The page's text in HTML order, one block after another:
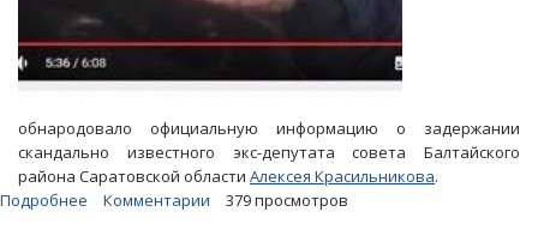
обнародовало официальную информацию о задержании
скандально известного экс-депутата совета Балтайского
района Саратовской области Алексея Красильникова.
Подробнее
Комментарии 379 просмотров